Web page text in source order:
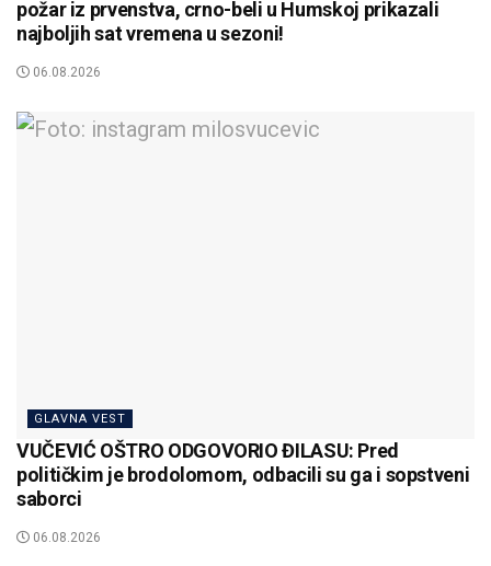
požar iz prvenstva, crno-beli u Humskoj prikazali
najboljih sat vremena u sezoni!
06.08.2026
GLAVNA VEST
VUČEVIĆ OŠTRO ODGOVORIO ĐILASU: Pred
političkim je brodolomom, odbacili su ga i sopstveni
saborci
06.08.2026